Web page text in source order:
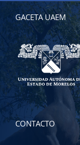
GACETA UAEM
CONTACTO